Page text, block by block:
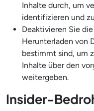
Inhalte durch, um
identifizieren und
Deaktivieren Sie
Herunterladen von
bestimmt sind, um
Inhalte über den
weitergeben.
Insider-